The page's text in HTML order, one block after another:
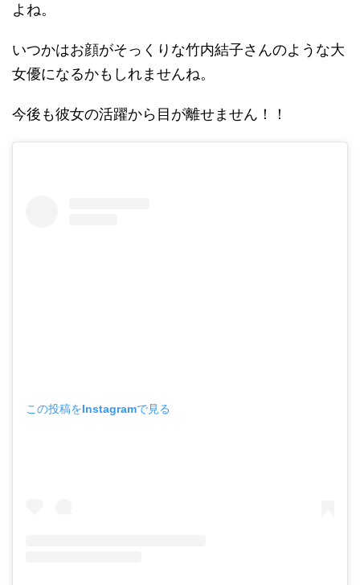
よね。
いつかはお顔がそっくりな竹内結子さんのような大
女優になるかもしれませんね。
今後も彼女の活躍から目が離せません！！
この投稿をInstagramで見る